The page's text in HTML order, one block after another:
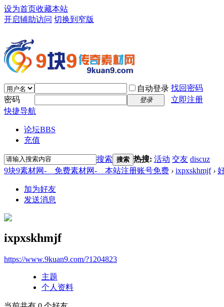
设为首页收藏本站
开启辅助访问 切换到窄版
自动登录 找回密码
密码
登录
立即注册
快捷导航
论坛BBS
充值
搜索 搜索 热搜: 活动 交友 discuz
9块9素材网-＿免费素材网-＿本站注册账号免费 › ixpxskhmjf ›
加为好友
发送消息
ixpxskhmjf
https://www.9kuan9.com/?1204823
主题
个人资料